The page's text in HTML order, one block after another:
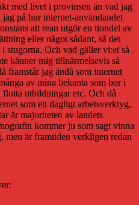
med livet i provinsen än vad jag
på hur internet-användandet
att rean utgör en tiondel av
eller något sådant, så det
stugorna. Och vad gäller vi:et så
känner mig tillnärmelsevis så
framstår jag ändå som internet
av mina bekanta som bor i
flotta utbildningar etc. Och då
som ett dagligt arbetsverktyg,
är majoriteten av landets
kommer ju som sagt vinna
men är framtiden verkligen redan